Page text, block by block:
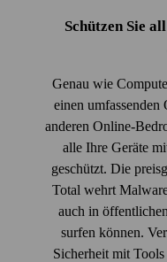
Schützen Sie
Genau wie
einen
anderen Online-
alle Ihre Geräte
geschützt. Die
Total wehrt
auch in
surfen können.
Sicherheit mit